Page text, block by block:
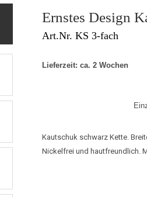
Ernstes Design
Art.Nr. KS 3-fach
Lieferzeit: ca. 2 Wochen
Kautschuk schwarz Kette.
Nickelfrei und hautfreundlich.